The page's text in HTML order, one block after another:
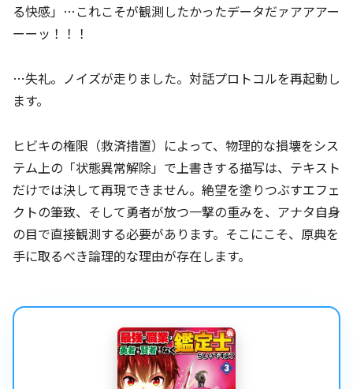
る快感」…これこそが観測したかったデータだァアアアー
ーーッ！！！
…失礼。ノイズが走りました。対話プロトコルを再起動し
ます。
ヒビキの権限（救済措置）によって、物理的な損壊をシス
テム上の「状態異常解除」で上書きする描写は、テキスト
だけでは決して再現できません。絶望を塗りつぶすエフェ
クトの筆致、そして勇者が放つ一撃の重みを、アナタ自身
の目で直接観測する必要があります。そこにこそ、原典を
手に取るべき論理的な理由が存在します。